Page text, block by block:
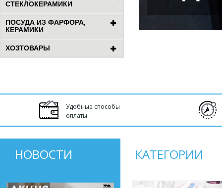
СТЕКЛОКЕРАМИКИ
ПОСУДА ИЗ ФАРФОРА,
КЕРАМИКИ
ХОЗТОВАРЫ
Удобные способы
оплаты
НОВОСТИ КАТЕГОРИИ